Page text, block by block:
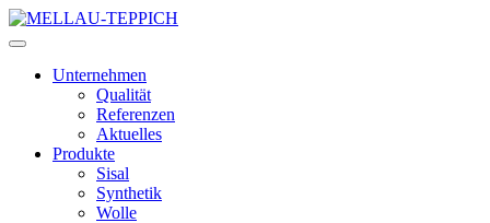
Unternehmen
Qualität
Referenzen
Aktuelles
Produkte
Sisal
Synthetik
Wolle